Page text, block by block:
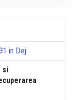
in Dej
si